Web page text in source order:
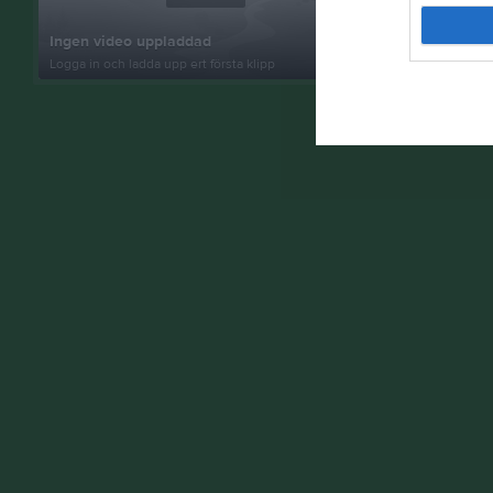
Ingen video uppladdad
Logga in och ladda upp ert första klipp
Inget
Logga in
album